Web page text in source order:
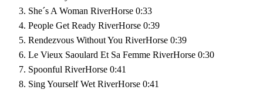
She´s A Woman RiverHorse 0:33
People Get Ready RiverHorse 0:39
Rendezvous Without You RiverHorse 0:39
Le Vieux Saoulard Et Sa Femme RiverHorse 0:30
Spoonful RiverHorse 0:41
Sing Yourself Wet RiverHorse 0:41